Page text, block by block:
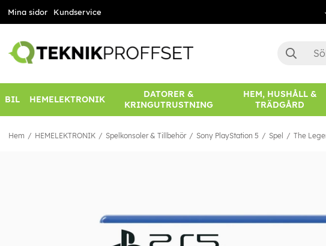
Mina sidor Kundservice
BIL HEMELEKTRONIK
DATORER &
KRINGUTRUSTNING
HEM, HUSHÅLL &
TRÄDGÅRD
Hem HEMELEKTRONIK Spelkonsoler & Tillbehör Sony PlayStation 5 Spel The